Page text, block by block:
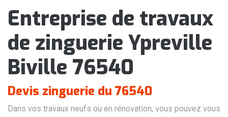
Entreprise de travaux
de zinguerie Ypreville
Biville 76540
Devis zinguerie du 76540
Dans vos travaux neufs ou en rénovation, vous pouvez vous